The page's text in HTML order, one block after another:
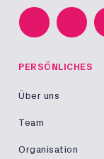
PERSÖNLICHES
Über uns
Team
Organisation